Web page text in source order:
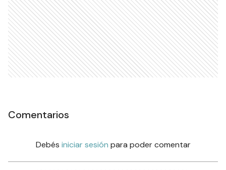
Comentarios
Debés iniciar sesión para poder comentar